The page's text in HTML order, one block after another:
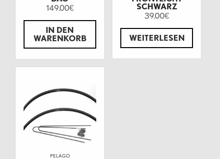
149.00€
IN DEN
WARENKORB
SCHWARZ
39.00€
WEITERLESEN
PELAGO